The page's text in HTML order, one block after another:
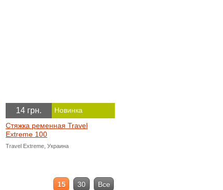
14 грн. Новинка
Стяжка ременная Travel
Extreme 100
Travel Extreme, Украина
15 30 Все